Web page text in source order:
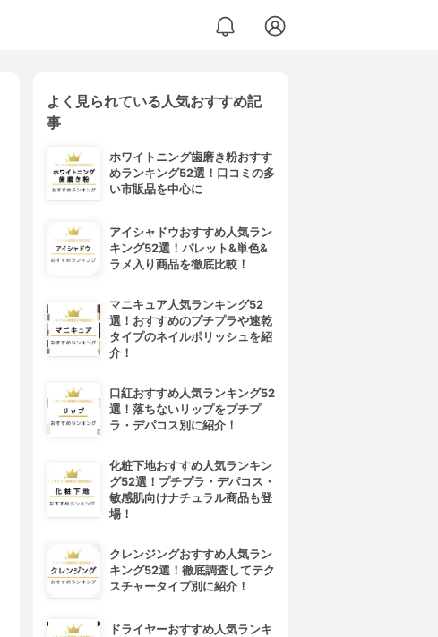
よく見られている人気おすすめ記
事
ホワイトニング歯磨き粉おすす
めランキング52選！口コミの多
い市販品を中心に
アイシャドウおすすめ人気ラン
キング52選！パレット&単色&
ラメ入り商品を徹底比較！
マニキュア人気ランキング52
選！おすすめのプチプラや速乾
タイプのネイルポリッシュを紹
介！
口紅おすすめ人気ランキング52
選！落ちないリップをプチプ
ラ・デパコス別に紹介！
化粧下地おすすめ人気ランキン
グ52選！プチプラ・デパコス・
敏感肌向けナチュラル商品も登
場！
クレンジングおすすめ人気ラン
キング52選！徹底調査してテク
スチャータイプ別に紹介！
ドライヤーおすすめ人気ランキ